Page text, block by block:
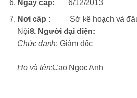
Ngày cấp: 6/12/2013
Nơi cấp : Sở kế hoạch và đầu
Nội8. Người đại diện:
Chức danh: Giám đốc
Họ và tên:Cao Ngọc Anh